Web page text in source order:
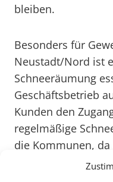
bleiben.
Besonders für
Neustadt/Nord ist
Schneeräumung
Geschäftsbetrieb
Kunden den
regelmäßige
die Kommunen,
Behinderungen im